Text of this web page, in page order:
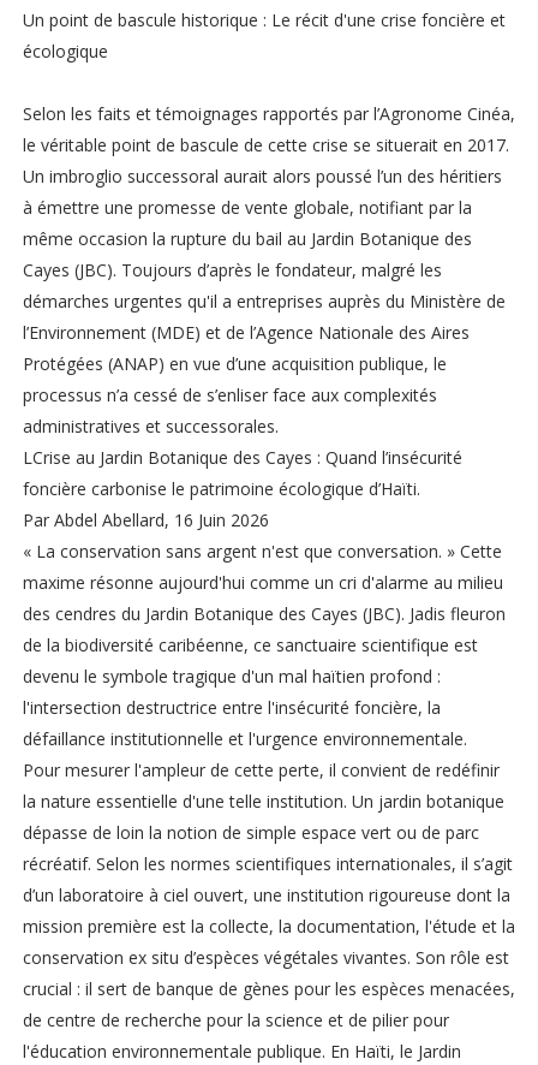
Un point de bascule historique : Le récit d'une crise foncière et
écologique
Selon les faits et témoignages rapportés par l’Agronome Cinéa,
le véritable point de bascule de cette crise se situerait en 2017.
Un imbroglio successoral aurait alors poussé l’un des héritiers
à émettre une promesse de vente globale, notifiant par la
même occasion la rupture du bail au Jardin Botanique des
Cayes (JBC). Toujours d’après le fondateur, malgré les
démarches urgentes qu'il a entreprises auprès du Ministère de
l’Environnement (MDE) et de l’Agence Nationale des Aires
Protégées (ANAP) en vue d’une acquisition publique, le
processus n’a cessé de s’enliser face aux complexités
administratives et successorales.
LCrise au Jardin Botanique des Cayes : Quand l’insécurité
foncière carbonise le patrimoine écologique d’Haïti.
Par Abdel Abellard, 16 Juin 2026
« La conservation sans argent n'est que conversation. » Cette
maxime résonne aujourd'hui comme un cri d'alarme au milieu
des cendres du Jardin Botanique des Cayes (JBC). Jadis fleuron
de la biodiversité caribéenne, ce sanctuaire scientifique est
devenu le symbole tragique d'un mal haïtien profond :
l'intersection destructrice entre l'insécurité foncière, la
défaillance institutionnelle et l'urgence environnementale.
Pour mesurer l'ampleur de cette perte, il convient de redéfinir
la nature essentielle d'une telle institution. Un jardin botanique
dépasse de loin la notion de simple espace vert ou de parc
récréatif. Selon les normes scientifiques internationales, il s’agit
d’un laboratoire à ciel ouvert, une institution rigoureuse dont la
mission première est la collecte, la documentation, l'étude et la
conservation ex situ d’espèces végétales vivantes. Son rôle est
crucial : il sert de banque de gènes pour les espèces menacées,
de centre de recherche pour la science et de pilier pour
l'éducation environnementale publique. En Haïti, le Jardin